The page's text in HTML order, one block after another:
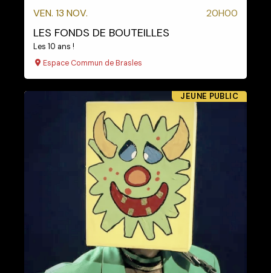
VEN. 13 NOV. 20H00
LES FONDS DE BOUTEILLES
Les 10 ans !
Espace Commun de Brasles
JEUNE PUBLIC